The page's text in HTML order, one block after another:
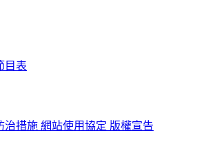
目表
治措施 網站使用協定 版權宣告